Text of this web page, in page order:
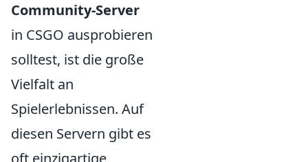
Community-Server
in CSGO ausprobieren
solltest, ist die große
Vielfalt an
Spielerlebnissen. Auf
diesen Servern gibt es